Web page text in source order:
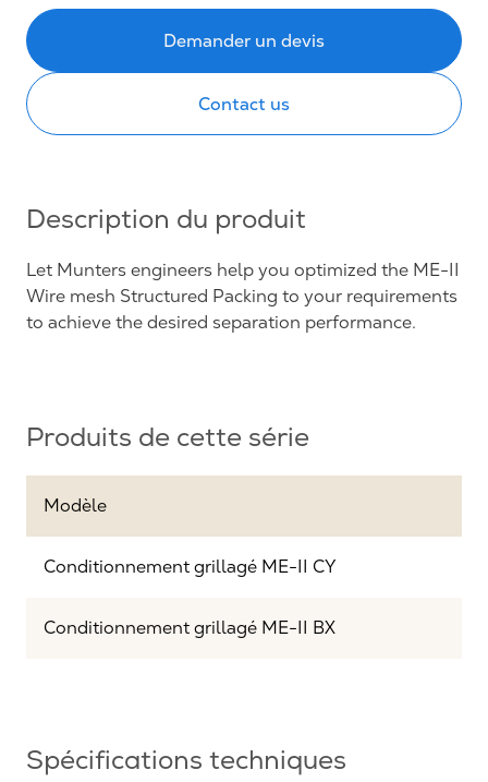
Demander un devis
Contact us
Description du produit
Let Munters engineers help you optimized the ME-II
Wire mesh Structured Packing to your requirements
to achieve the desired separation performance.
Produits de cette série
Modèle
Conditionnement grillagé ME-II CY
Conditionnement grillagé ME-II BX
Spécifications techniques